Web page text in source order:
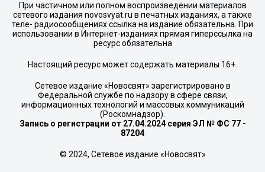
При частичном или полном воспроизведении материалов
сетевого издания novosvyat.ru в печатных изданиях, а также
теле- радиосообщениях ссылка на издание обязательна. При
использовании в Интернет-изданиях прямая гиперссылка на
ресурс обязательна
Настоящий ресурс может содержать материалы 16+.
Сетевое издание «Новосвят» зарегистрировано в
Федеральной службе по надзору в сфере связи,
информационных технологий и массовых коммуникаций
(Роскомнадзор).
Запись о регистрации от 27.04.2024 серия ЭЛ № ФС 77 -
87204
© 2024, Сетевое издание «Новосвят»